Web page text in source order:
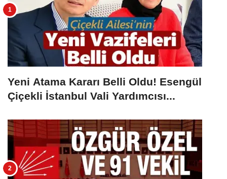
Yeni Atama Kararı Belli Oldu! Esengül
Çiçekli İstanbul Vali Yardımcısı...